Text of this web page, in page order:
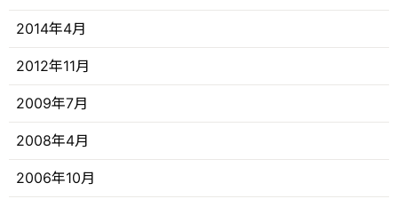
2014年4月
2012年11月
2009年7月
2008年4月
2006年10月